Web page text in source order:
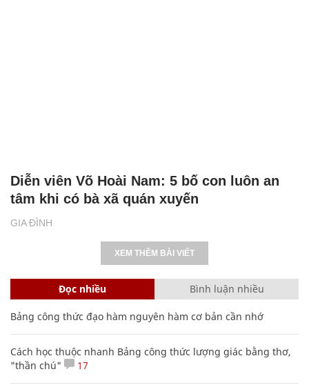
GIA ĐÌNH
Diễn viên Võ Hoài Nam: 5 bố con luôn an
tâm khi có bà xã quán xuyến
XEM THÊM BÀI VIẾT
Đọc nhiều Bình luận nhiều
Bảng công thức đạo hàm nguyên hàm cơ bản cần nhớ
Cách học thuộc nhanh Bảng công thức lượng giác bằng thơ,
"thần chú"
17